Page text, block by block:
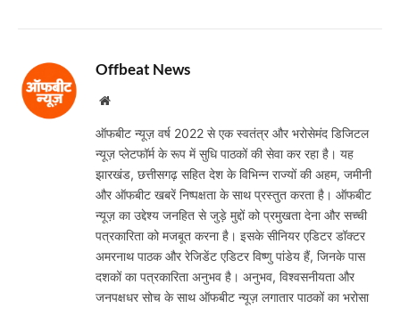
Offbeat News
Website
ऑफबीट न्यूज़ वर्ष 2022 से एक स्वतंत्र और भरोसेमंद डिजिटल
न्यूज़ प्लेटफॉर्म के रूप में सुधि पाठकों की सेवा कर रहा है। यह
झारखंड, छत्तीसगढ़ सहित देश के विभिन्न राज्यों की अहम, जमीनी
और ऑफबीट खबरें निष्पक्षता के साथ प्रस्तुत करता है। ऑफबीट
न्यूज़ का उद्देश्य जनहित से जुड़े मुद्दों को प्रमुखता देना और सच्ची
पत्रकारिता को मजबूत करना है। इसके सीनियर एडिटर डॉक्टर
अमरनाथ पाठक और रेजिडेंट एडिटर विष्णु पांडेय हैं, जिनके पास
दशकों का पत्रकारिता अनुभव है। अनुभव, विश्वसनीयता और
जनपक्षधर सोच के साथ ऑफबीट न्यूज़ लगातार पाठकों का भरोसा